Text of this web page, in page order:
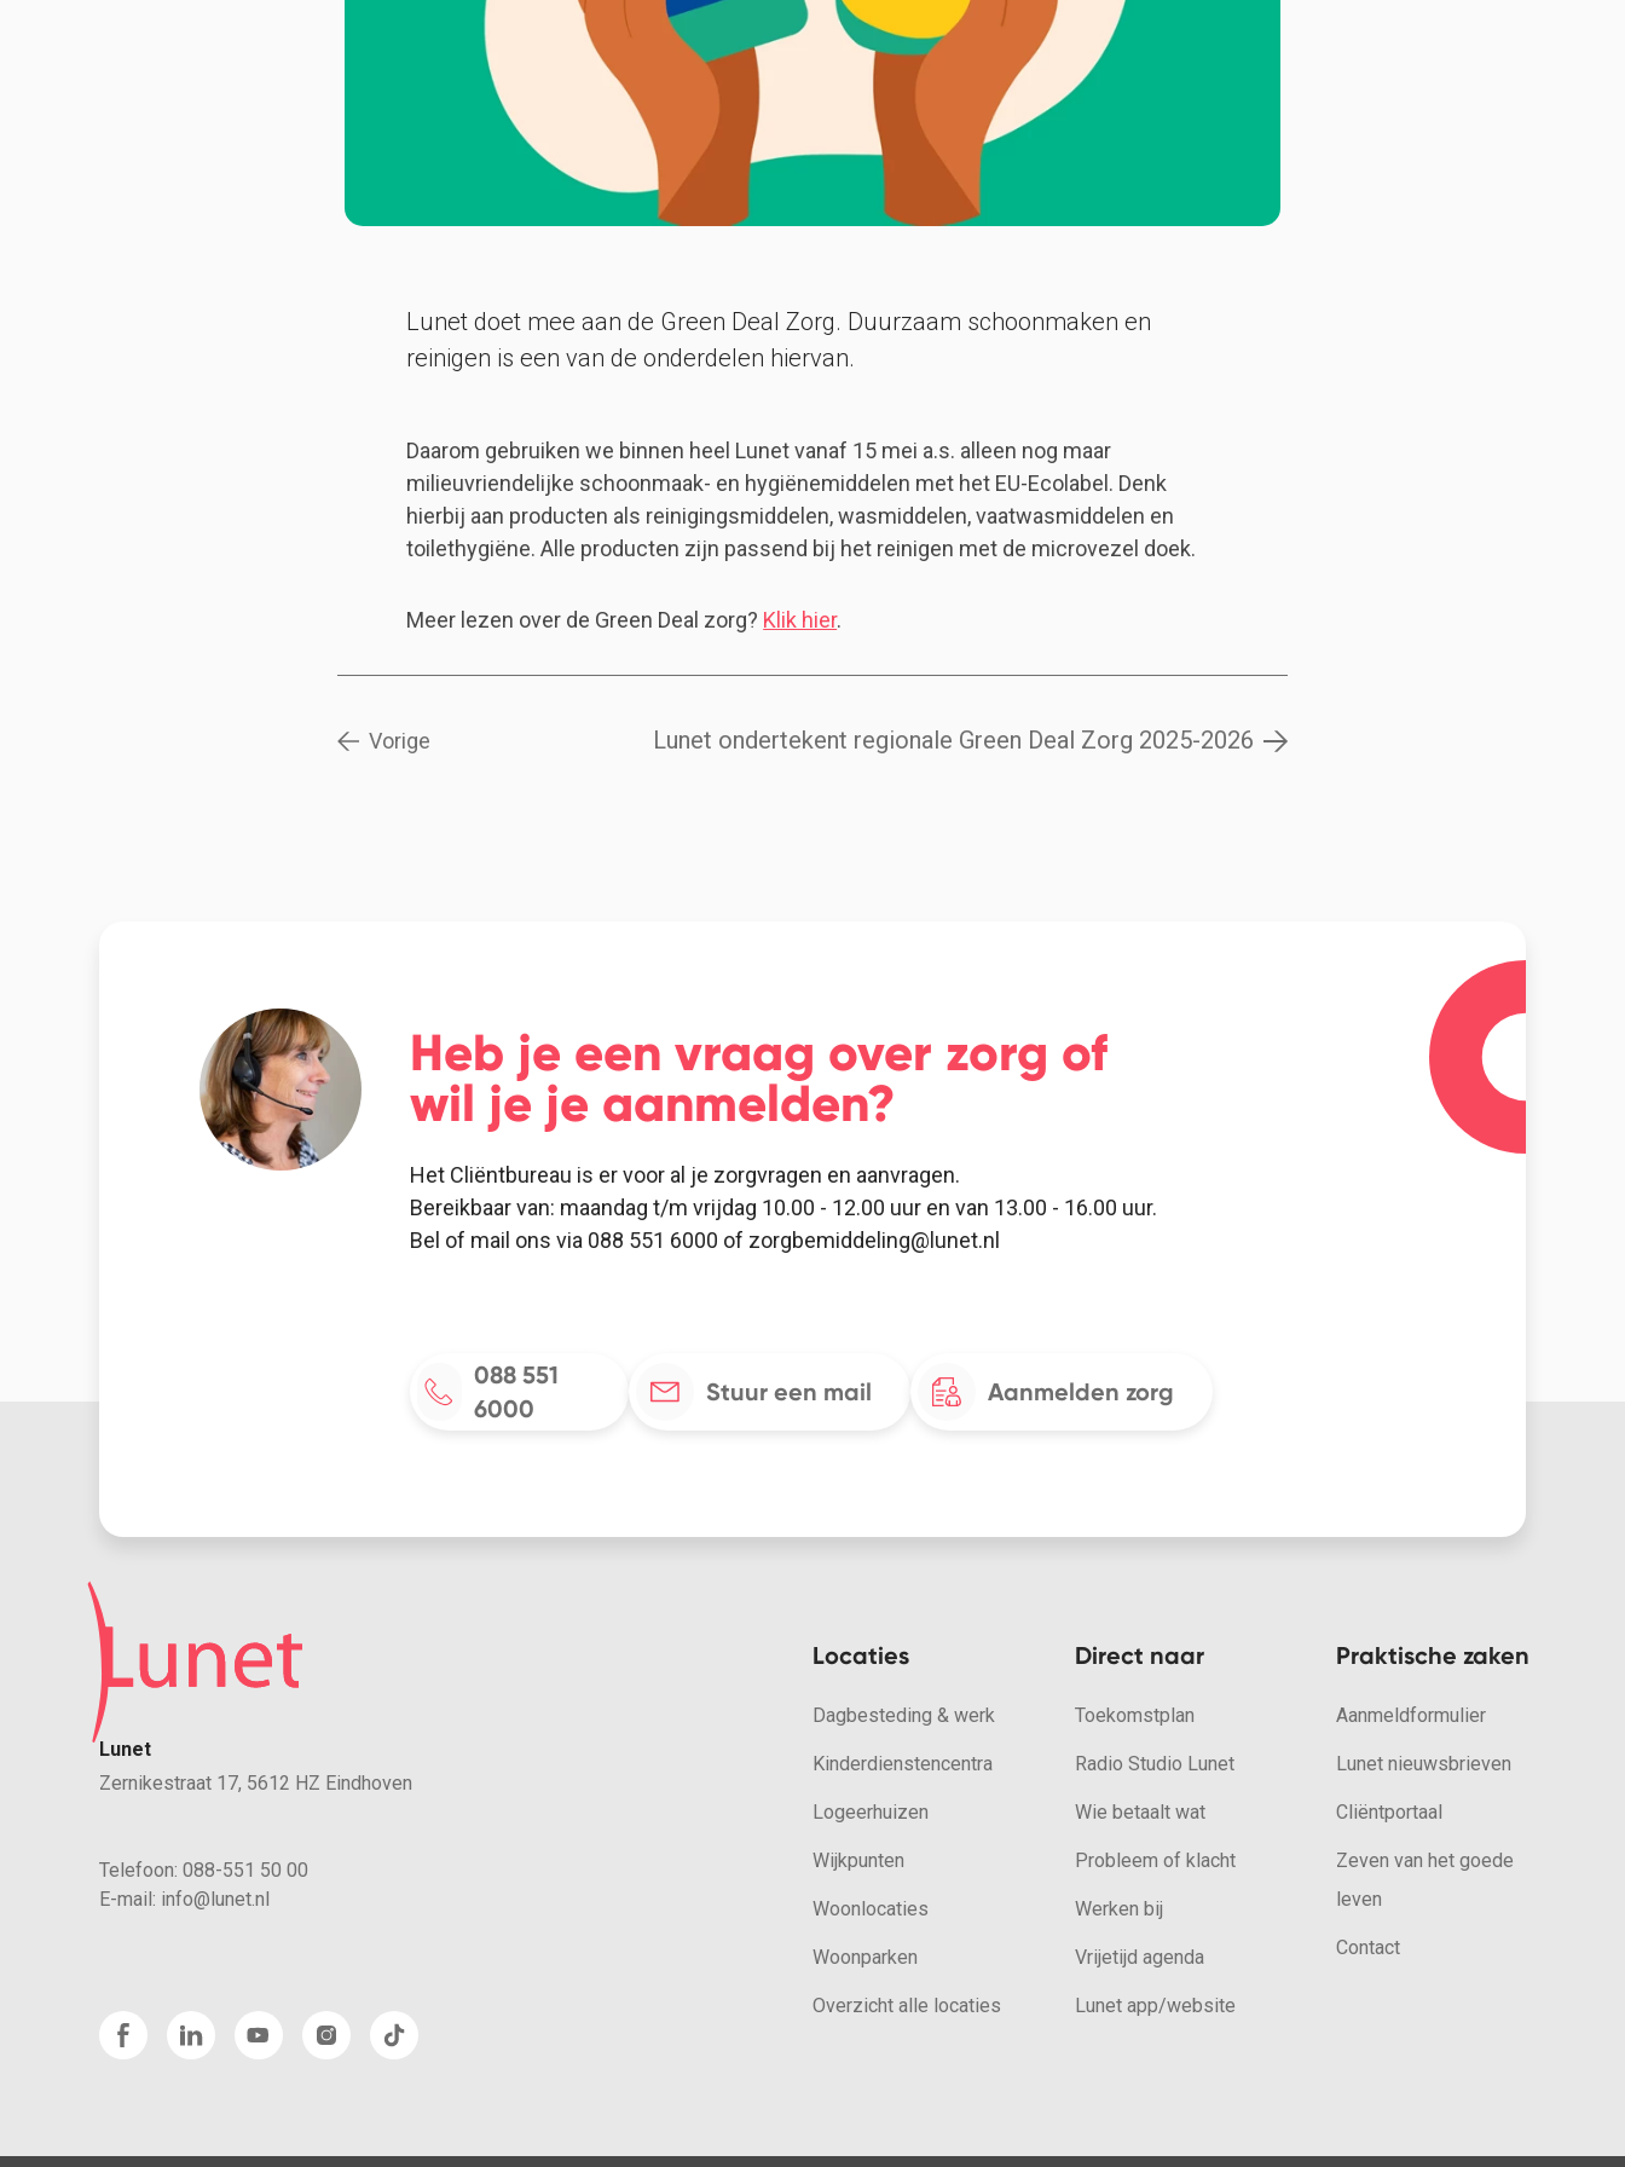
Lunet doet mee aan de Green Deal Zorg. Duurzaam schoonmaken en
reinigen is een van de onderdelen hiervan.
Daarom gebruiken we binnen heel Lunet vanaf 15 mei a.s. alleen nog maar
milieuvriendelijke schoonmaak- en hygiënemiddelen met het EU-Ecolabel. Denk
hierbij aan producten als reinigingsmiddelen, wasmiddelen, vaatwasmiddelen en
toilethygiëne. Alle producten zijn passend bij het reinigen met de microvezel doek.
Meer lezen over de Green Deal zorg? Klik hier.
Vorige Lunet ondertekent regionale Green Deal Zorg 2025-2026
Heb je een vraag over zorg of
wil je je aanmelden?
Het Cliëntbureau is er voor al je zorgvragen en aanvragen.
Bereikbaar van: maandag t/m vrijdag 10.00 - 12.00 uur en van 13.00 - 16.00 uur.
Bel of mail ons via 088 551 6000 of zorgbemiddeling@lunet.nl
088 551
6000
Stuur een mail Aanmelden zorg
Lunet
Zernikestraat 17, 5612 HZ Eindhoven
Telefoon: 088-551 50 00
E-mail: info@lunet.nl
Locaties
Dagbesteding & werk
Kinderdienstencentra
Logeerhuizen
Wijkpunten
Woonlocaties
Woonparken
Overzicht alle locaties
Direct naar
Toekomstplan
Radio Studio Lunet
Wie betaalt wat
Probleem of klacht
Werken bij
Vrijetijd agenda
Lunet app/website
Praktische zaken
Aanmeldformulier
Lunet nieuwsbrieven
Cliëntportaal
Zeven van het goede
leven
Contact